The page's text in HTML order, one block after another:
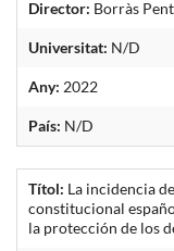
Director: Borràs
Universitat: N/D
Any: 2022
País: N/D
Títol: La incidencia
constitucional
la protección de los